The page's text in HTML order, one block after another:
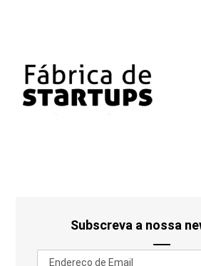
Subscreva a nossa